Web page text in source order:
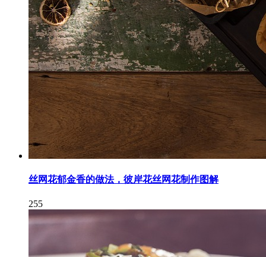
丝网花郁金香的做法，彼岸花丝网花制作图解
255